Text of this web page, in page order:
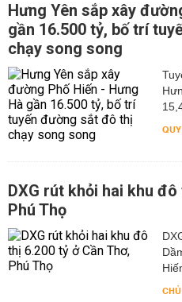
Hưng Yên sắp xây
gần 16.500 tỷ, bố trí
chạy song song
DXG rút khỏi hai khu
Phú Thọ